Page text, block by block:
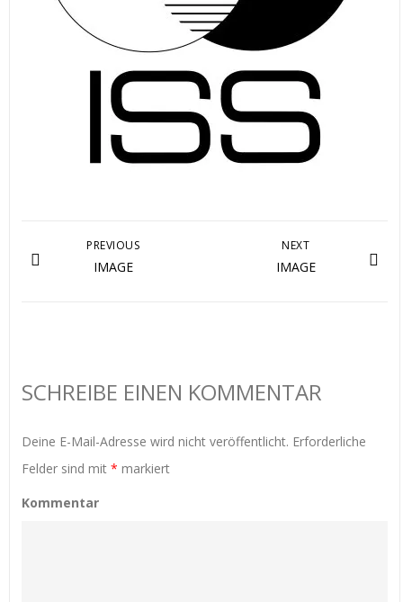
NEXT
IMAGE
PREVIOUS
IMAGE
SCHREIBE EINEN KOMMENTAR
Deine E-Mail-Adresse wird nicht veröffentlicht. Erforderliche
Felder sind mit * markiert
Kommentar